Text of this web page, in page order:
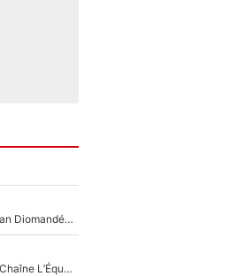
Antoine Griezmann et N'Golo Kanté : Comme Yan Diomandé, les deux champions du monde ont refusé de signer au PSG !
Un chroniqueur de L’Équipe du Soir viré par La Chaîne L’Équipe : Même Olivier Ménard n’avait pas pu empêcher son départ, «je l’ai appris sur Twitter, je l’ai vécu assez mal»